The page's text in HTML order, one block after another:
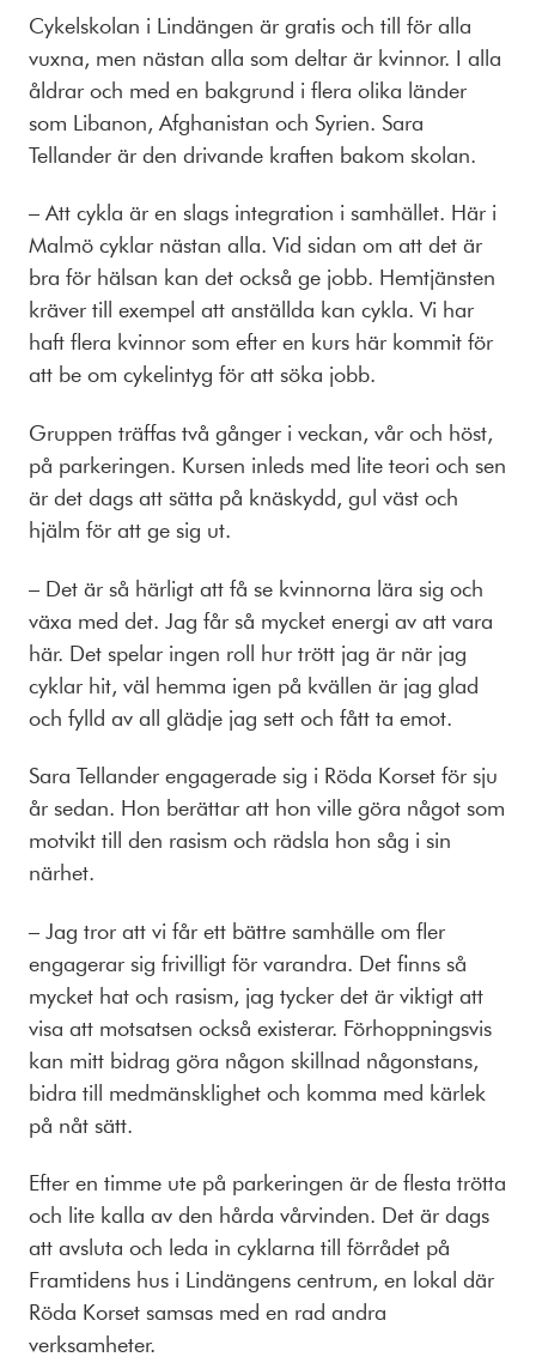
Cykelskolan i Lindängen är gratis och till för alla
vuxna, men nästan alla som deltar är kvinnor. I alla
åldrar och med en bakgrund i flera olika länder
som Libanon, Afghanistan och Syrien. Sara
Tellander är den drivande kraften bakom skolan.
– Att cykla är en slags integration i samhället. Här i
Malmö cyklar nästan alla. Vid sidan om att det är
bra för hälsan kan det också ge jobb. Hemtjänsten
kräver till exempel att anställda kan cykla. Vi har
haft flera kvinnor som efter en kurs här kommit för
att be om cykelintyg för att söka jobb.
Gruppen träffas två gånger i veckan, vår och höst,
på parkeringen. Kursen inleds med lite teori och sen
är det dags att sätta på knäskydd, gul väst och
hjälm för att ge sig ut.
– Det är så härligt att få se kvinnorna lära sig och
växa med det. Jag får så mycket energi av att vara
här. Det spelar ingen roll hur trött jag är när jag
cyklar hit, väl hemma igen på kvällen är jag glad
och fylld av all glädje jag sett och fått ta emot.
Sara Tellander engagerade sig i Röda Korset för sju
år sedan. Hon berättar att hon ville göra något som
motvikt till den rasism och rädsla hon såg i sin
närhet.
– Jag tror att vi får ett bättre samhälle om fler
engagerar sig frivilligt för varandra. Det finns så
mycket hat och rasism, jag tycker det är viktigt att
visa att motsatsen också existerar. Förhoppningsvis
kan mitt bidrag göra någon skillnad någonstans,
bidra till medmänsklighet och komma med kärlek
på nåt sätt.
Efter en timme ute på parkeringen är de flesta trötta
och lite kalla av den hårda vårvinden. Det är dags
att avsluta och leda in cyklarna till förrådet på
Framtidens hus i Lindängens centrum, en lokal där
Röda Korset samsas med en rad andra
verksamheter.